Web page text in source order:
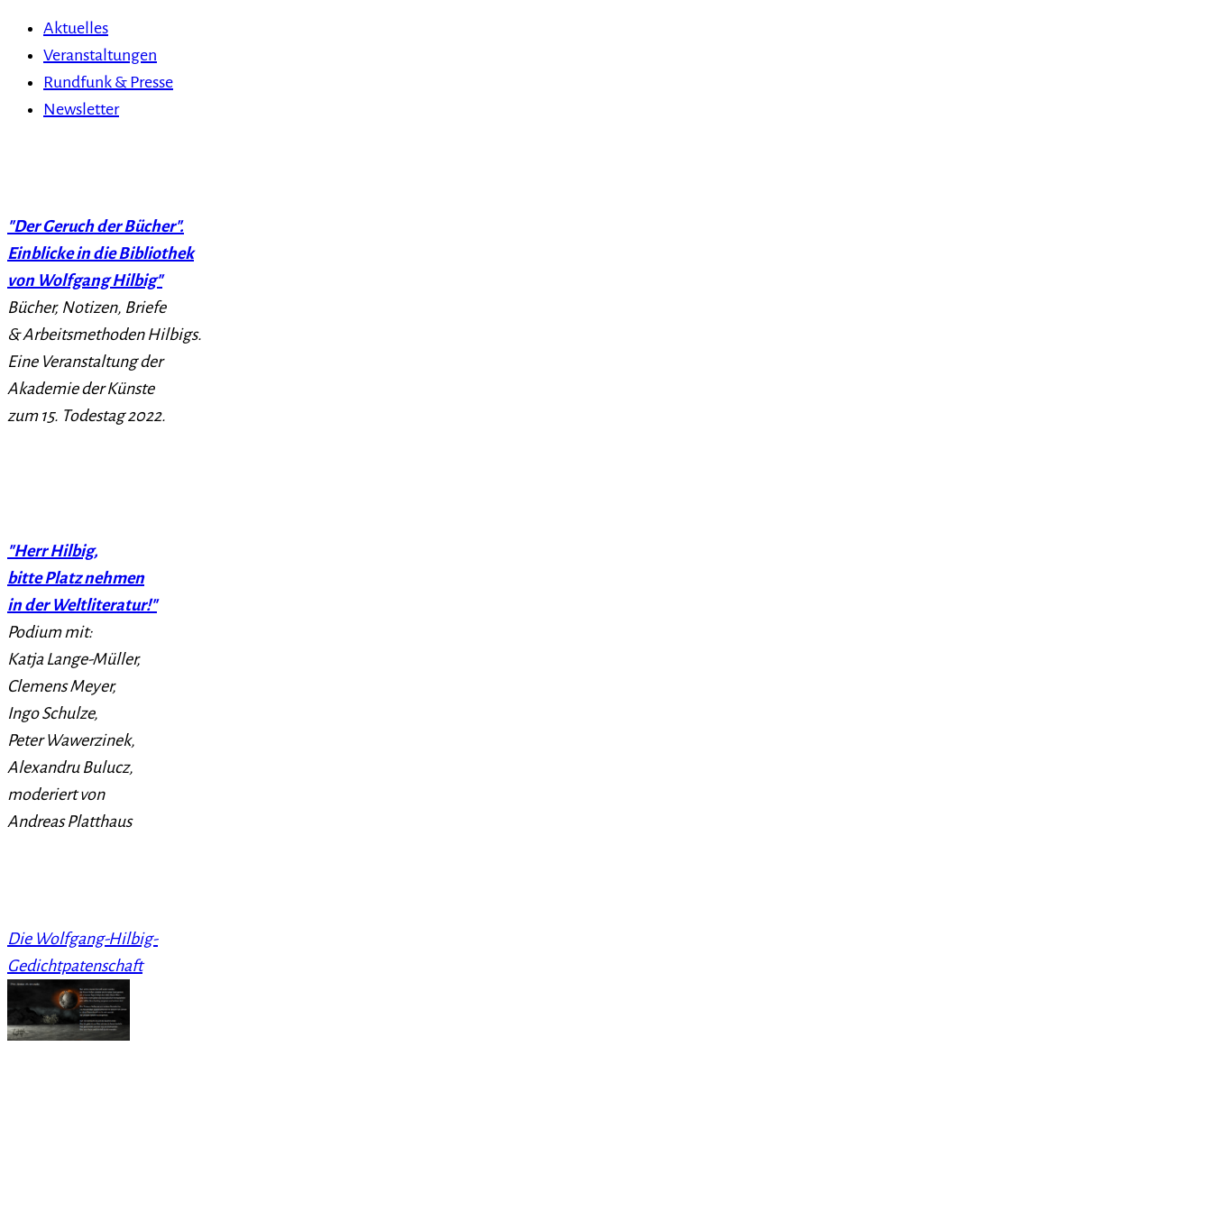
Aktuelles
Veranstaltungen
Rundfunk & Presse
Newsletter
"Der Geruch der Bücher".
Einblicke in die Bibliothek
von Wolfgang Hilbig"
Bücher, Notizen, Briefe
& Arbeitsmethoden Hilbigs.
Eine Veranstaltung der
Akademie der Künste
zum 15. Todestag 2022.
"Herr Hilbig,
bitte Platz nehmen
in der Weltliteratur!"
Podium mit:
Katja Lange-Müller,
Clemens Meyer,
Ingo Schulze,
Peter Wawerzinek,
Alexandru Bulucz,
moderiert von
Andreas Platthaus
Die Wolfgang-Hilbig-
Gedichtpatenschaft